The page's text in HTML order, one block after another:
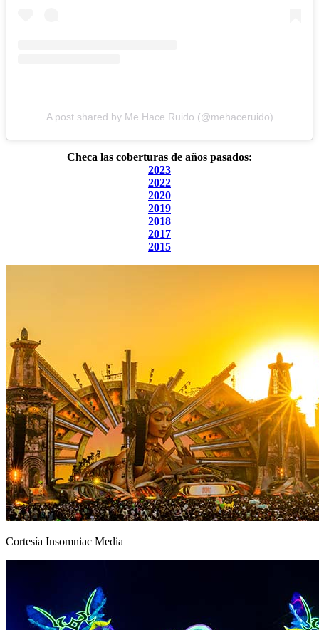
A post shared by Me Hace Ruido (@mehaceruido)
Checa las coberturas de años pasados:
2023
2022
2020
2019
2018
2017
2015
Cortesía Insomniac Media